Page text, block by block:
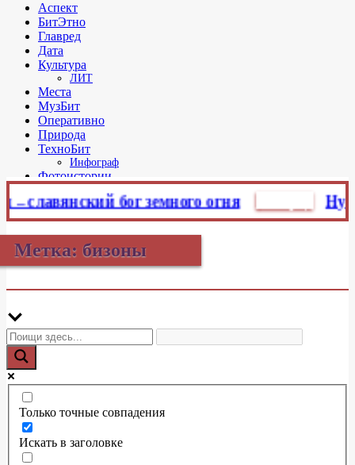
Аспект
БитЭтно
Главред
Дата
Культура
ЛИТ
Места
МузБит
Оперативно
Природа
ТехноБит
Инфограф
Фотоистории
бог земного огня Главред Нужен
Метка: бизоны
Только точные совпадения
Искать в заголовке